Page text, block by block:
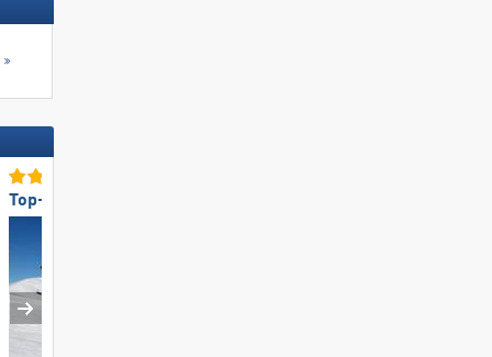
Top-Pistenangebot